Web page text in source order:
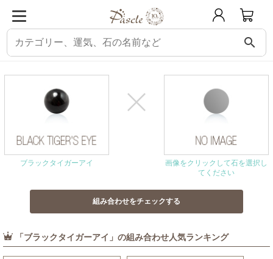
search
パスクル 組み合わせ・相性チェック ブラックタイガーアイと相性の良い石
ブラックタイガーアイ
画像をクリックして石を選択し
てください
「ブラックタイガーアイ」の組み合わせ人気ランキング